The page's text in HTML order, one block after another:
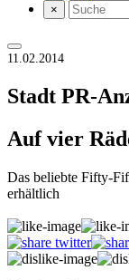
×
11.02.2014
Stadt PR-
Auf vier
Das beliebte Fifty-
erhältlich